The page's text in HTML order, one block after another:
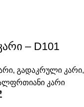
– D101
, გადაკრული კარი,
კარი